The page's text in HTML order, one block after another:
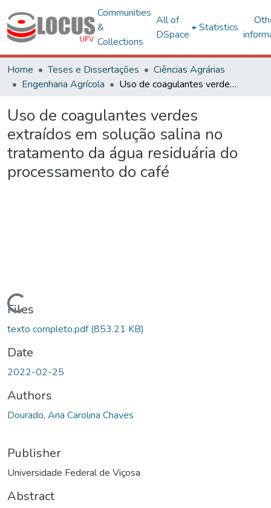
Communities
&
Collections
All of
DSpace
Statistics
Home Teses e Dissertações
Ciências Agrárias
Engenharia Agrícola
Uso de coagulantes verdes extraídos em solução salina no tratamento da água residuária do processamento do café
Uso de coagulantes verdes
extraídos em solução salina no
tratamento da água residuária do
processamento do café
Files
texto completo.pdf(853.21 KB)
Date
2022-02-25
Authors
Dourado, Ana Carolina Chaves
Publisher
Universidade Federal de Viçosa
Abstract